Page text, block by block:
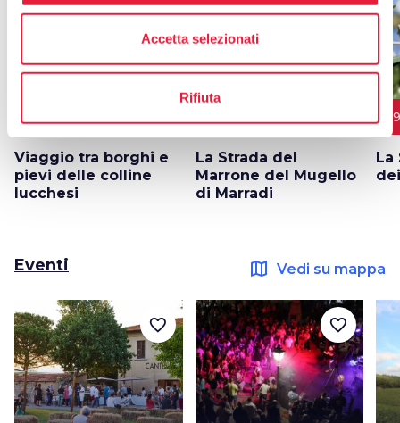
Accetta selezionati
Rifiuta
Viaggio tra borghi e
pievi delle colline
lucchesi
favorite_border
La Strada del
Marrone del Mugello
di Marradi
favorite_border
La
Eventi map Vedi su mappa
favorite_border favorite_border